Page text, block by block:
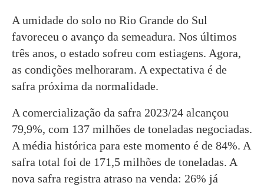
A umidade do solo no Rio Grande do Sul
favoreceu o avanço da semeadura. Nos últimos
três anos, o estado sofreu com estiagens. Agora,
as condições melhoraram. A expectativa é de
safra próxima da normalidade.
A comercialização da safra 2023/24 alcançou
79,9%, com 137 milhões de toneladas negociadas.
A média histórica para este momento é de 84%. A
safra total foi de 171,5 milhões de toneladas. A
nova safra registra atraso na venda: 26% já